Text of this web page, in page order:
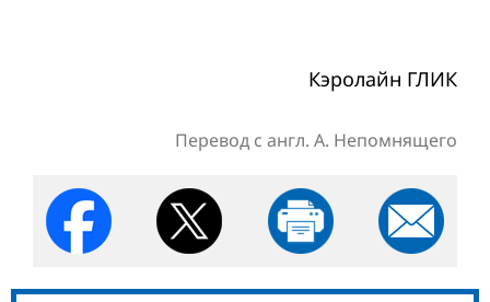
Кэролайн ГЛИК
Перевод с англ. А. Непомнящего